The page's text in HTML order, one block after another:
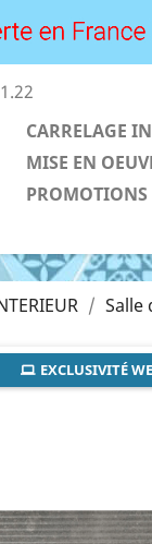
CARRELAGE
MISE EN
PROMOTIONS
Salle
EXCLUSIVITÉ